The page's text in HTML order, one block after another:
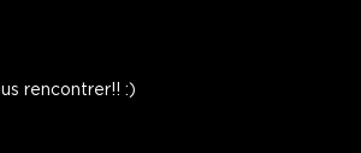
rencontrer!! :)